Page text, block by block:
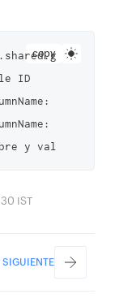
copy
ID
IST
SIGUIENTE